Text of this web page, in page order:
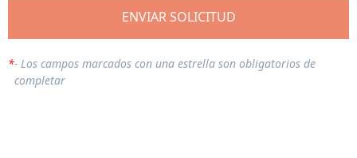
ENVIAR SOLICITUD
*- Los campos marcados con una estrella son obligatorios de
completar